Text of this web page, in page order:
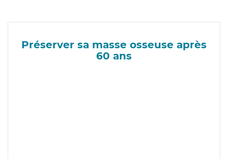
Préserver sa masse osseuse après
60 ans